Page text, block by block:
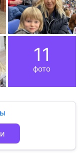
11
фото